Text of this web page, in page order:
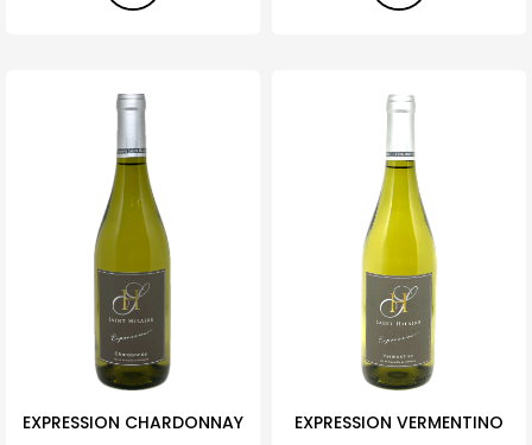
EXPRESSION CHARDONNAY EXPRESSION VERMENTINO